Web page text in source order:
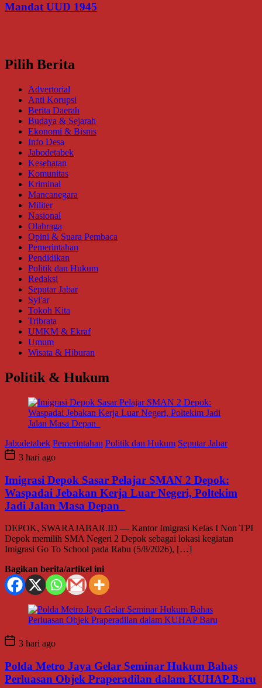
Mandat UUD 1945
Pilih Berita
Advertorial
Anti Korupsi
Berita Daerah
Budaya & Sejarah
Ekonomi & Bisnis
Info Desa
Jabodetabek
Kesehatan
Komunitas
Kriminal
Mancanegara
Militer
Nasional
Olahraga
Opini & Suara Pembaca
Pemerintahan
Pendidikan
Politik dan Hukum
Redaksi
Seputar Jabar
Syi'ar
Tokoh Kita
Tribrata
UMKM & Ekraf
Umum
Wisata & Hiburan
Politik & Hukum
Jabodetabek Pemerintahan Politik dan Hukum Seputar Jabar
3 hari ago
Imigrasi Depok Sasar Pelajar SMAN 2 Depok:
Waspadai Jebakan Kerja Luar Negeri, Poltekim
Jadi Jalan Masa Depan
DEPOK, SWARAJABAR.ID — Kantor Imigrasi Kelas I Non TPI
Depok memilih SMA Negeri 2 Depok sebagai lokasi kegiatan
Imigrasi Go To School pada Rabu (5/8/2026), […]
Bagikan berita/artikel ini
3 hari ago
Polda Metro Jaya Gelar Seminar Hukum Bahas
Perluasan Objek Praperadilan dalam KUHAP Baru